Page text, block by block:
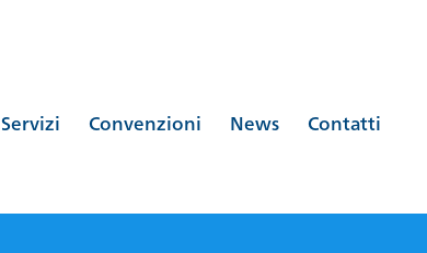
Servizi Convenzioni News Contatti